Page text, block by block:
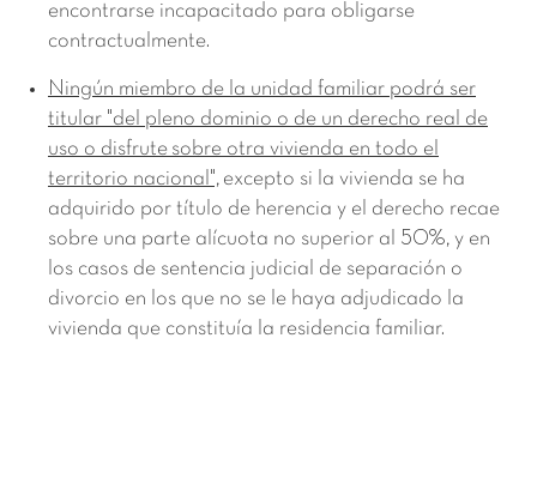
encontrarse incapacitado para obligarse
contractualmente.
Ningún miembro de la unidad familiar podrá ser
titular "del pleno dominio o de un derecho real de
uso o disfrute sobre otra vivienda en todo el
territorio nacional", excepto si la vivienda se ha
adquirido por título de herencia y el derecho recae
sobre una parte alícuota no superior al 50%, y en
los casos de sentencia judicial de separación o
divorcio en los que no se le haya adjudicado la
vivienda que constituía la residencia familiar.